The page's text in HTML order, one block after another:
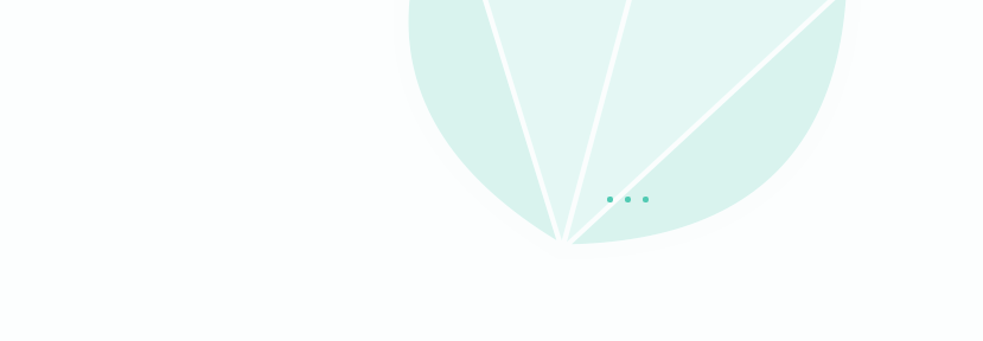
Iskoristite akcijski period i zakažite svoj termin u Vita Elos-u!